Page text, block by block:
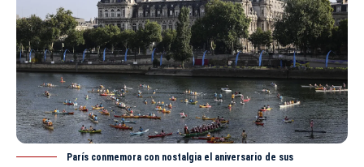
París conmemora con nostalgia el aniversario de sus